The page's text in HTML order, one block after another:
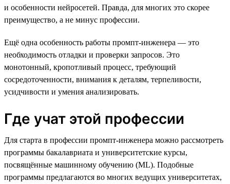
и особенности нейросетей. Правда, для многих это скорее
преимущество, а не минус профессии.
Ещё одна особенность работы промпт-инженера — это
необходимость отладки и проверки запросов. Это
монотонный, кропотливый процесс, требующий
сосредоточенности, внимания к деталям, терпеливости,
усидчивости и умения анализировать.
Где учат этой профессии
Для старта в профессии промпт-инженера можно рассмотреть
программы бакалавриата и университетские курсы,
посвящённые машинному обучению (ML). Подобные
программы предлагаются во многих ведущих университетах,